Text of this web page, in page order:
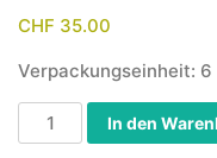
CHF 35.00
Verpackungseinheit: 6
In den